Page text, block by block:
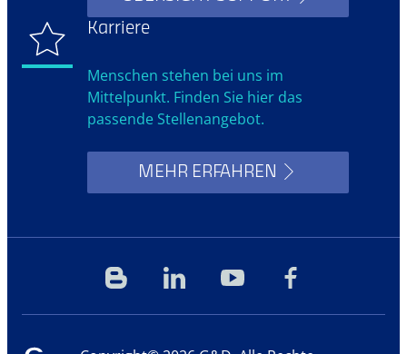
Karriere
Menschen stehen bei uns im
Mittelpunkt. Finden Sie hier das
passende Stellenangebot.
MEHR ERFAHREN